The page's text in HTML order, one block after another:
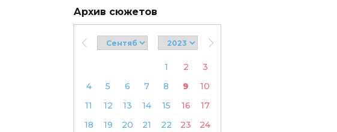
Архив сюжетов
1 2
3
4
5 6 7 8 9
10
11
12 13 14 15 16
17
18
19 20 21 22 23
24